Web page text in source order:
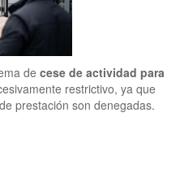
de cese de actividad para
restrictivo, ya que
prestación son denegadas.